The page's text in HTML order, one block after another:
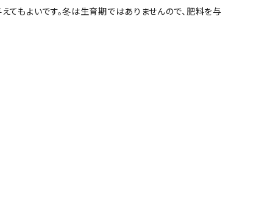
もよいです。冬は生育期ではありませんので、肥料を与